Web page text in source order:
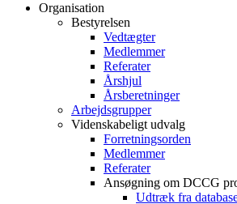
Organisation
Bestyrelsen
Vedtægter
Medlemmer
Referater
Årshjul
Årsberetninger
Arbejdsgrupper
Videnskabeligt udvalg
Forretningsorden
Medlemmer
Referater
Ansøgning om DCCG
Udtræk fra